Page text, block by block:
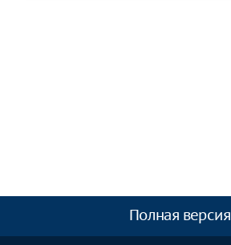
Полная версия